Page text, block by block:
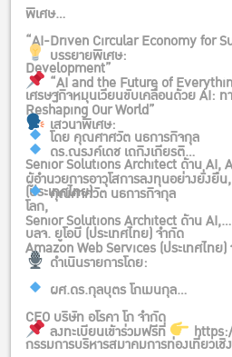
พิเศษ
“AI-Driven Circular Economy for
Development”
เศรษฐกิจหมุนเวียนขับเคลื่อนด้วย AI:
บรรยายพิเศษ:
“AI and the Future of
Reshaping Our World”
โดย คุณศาศวัต นธการกิจกุล
Senior Solutions Architect ด้าน AI,
(ประเทศไทย)
เสวนาพิเศษ:
ดร.ณรงค์เดช เถกิงเกียรติ
ผู้อำนวยการอาวุโสการลงทุนอย่างยั่ง
โลก,
บลจ. ยูโอบี (ประเทศไทย) จำกัด
คุณศาศวัต นธการกิจกุล
Senior Solutions Architect ด้าน AI,
Amazon Web Services (ประเทศไทย)
ดำเนินรายการโดย:
ผศ.ดร.กุลบุตร โกเมนกุล
CEO บริษัท อโรคา โก จำกัด
กรรมการบริหารสมาคมการท่องเที่ยวเ
ลงทะเบียนเข้าร่วมฟรีที่